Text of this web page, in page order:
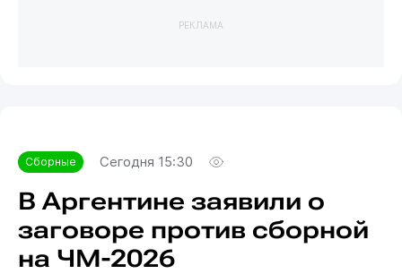
РЕКЛАМА
Сборные Сегодня 15:30
В Аргентине заявили о
заговоре против сборной
на ЧМ-2026